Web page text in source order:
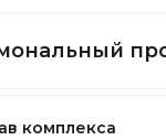
комплекса